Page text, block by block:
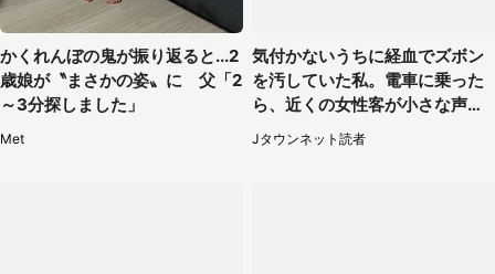
かくれんぼの鬼が振り返ると...2
歳娘が〝まさかの姿〟に 父「2
～3分探しました」
Met
気付かないうちに経血でズボン
を汚していた私。電車に乗った
ら、近くの女性客が小さな声で
（千葉県・10代女性）
Jタウンネット読者